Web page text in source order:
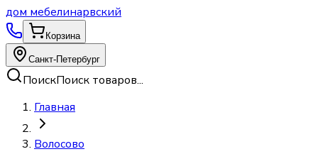
дом мебелинарвский
Корзина
Санкт-Петербург
ПоискПоиск товаров...
Главная
Волосово